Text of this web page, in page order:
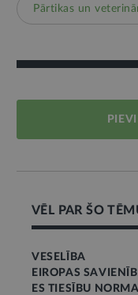
Pārtikas un
VĒL PAR ŠO
VESELĪBA
EIROPAS
ES TIESĪBU